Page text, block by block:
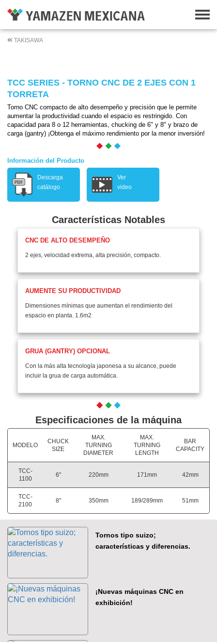
TAKISAWA
TCC SERIES - TORNO CNC DE 2 EJES CON 1
TORRETA
Torno CNC compacto de alto desempeño y precisión que le permite
aumentar la productividad cuando el espacio es restringido. Con
capacidad para 8 o 12 herramientas, chucking de 6" y 8" y brazo de
carga (gantry) ¡Obtenga el máximo rendimiento por la menor inversión!
Información del Producto
Descarga
catálogo
Ver
video
Características Notables
CNC DE ALTO DESEMPEÑO
2 ejes, velocidad extrema, alta precisión, compacto.
AUMENTE SU PRODUCTIVIDAD
Dimensiones mínimas que aumentan el rendimiento del
espacio en planta. 1.6m2
GRUA (GANTRY) OPCIONAL
Con la más alta tecnología japonesa a su alcance, puede
incluir la grua de carga automática.
Especificaciones de la máquina
MODELO
CHUCK
SIZE
MAX.
TURNING
DIAMETER
MAX.
TURNING
LENGTH
BAR
CAPACITY
TCC-
1100
6" 220mm 171mm 42mm
TCC-
2100
8" 350mm 189/289mm 51mm
Tornos tipo suizo;
características y diferencias.
¡Nuevas máquinas CNC en
exhibición!